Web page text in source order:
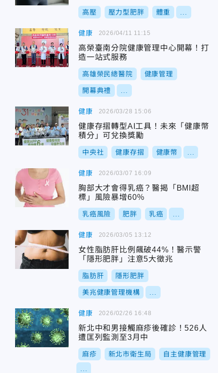
高壓 壓力型肥胖 體重
健康
高榮臺南分院健康管理中心開幕！打
造一站式服務
高雄榮民總醫院 健康管理
開幕典禮
2026/04/11 11:15
健康
健康存摺轉型AI工具！未來「健康幣
積分」可兌換獎勵
中央社 健康存摺 健康幣
2026/03/28 15:06
健康
胸部大才會得乳癌？醫揭「BMI超
標」風險暴增60％
乳癌風險 肥胖 乳癌
2026/03/07 16:09
健康
女性脂肪肝比例飆破44%！醫示警
「隱形肥胖」注意5大徵兆
脂肪肝 隱形肥胖
美兆健康管理機構
2026/03/05 13:12
健康
新北中和男接觸麻疹後確診！526人
遭匡列監測至3月中
麻疹 新北市衛生局 自主健康管理
2026/02/26 16:48